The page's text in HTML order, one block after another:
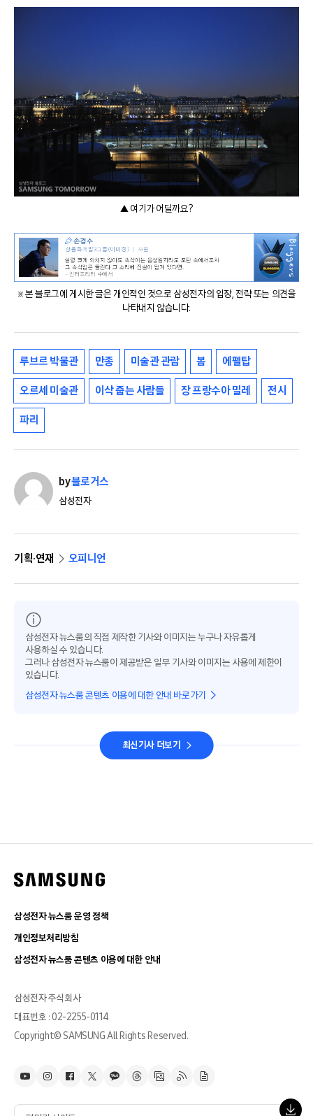
▲ 여기가 어딜까요?
※ 본 블로그에 게시한 글은 개인적인 것으로 삼성전자의 입장, 전략 또는 의견을
나타내지 않습니다.
루브르 박물관 만종 미술관 관람 봄 에펠탑
오르세 미술관 이삭 줍는 사람들 장 프랑수아 밀레 전시
파리
by블로거스
삼성전자
기획·연재 오피니언
삼성전자 뉴스룸의 직접 제작한 기사와 이미지는 누구나 자유롭게
사용하실 수 있습니다.
그러나 삼성전자 뉴스룸이 제공받은 일부 기사와 이미지는 사용에 제한이
있습니다.
삼성전자 뉴스룸 콘텐츠 이용에 대한 안내 바로가기
최신기사 더보기
삼성전자 뉴스룸 운영 정책
개인정보처리방침
삼성전자 뉴스룸 콘텐츠 이용에 대한 안내
삼성전자 주식회사
대표번호 : 02-2255-0114
Copyright© SAMSUNG All Rights Reserved.